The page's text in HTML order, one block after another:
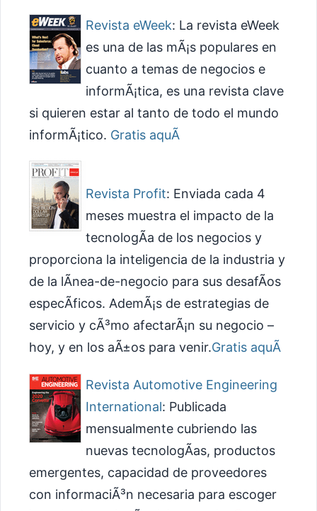
Revista eWeek: La revista eWeek
es una de las mÃ¡s populares en
cuanto a temas de negocios e
informÃ¡tica, es una revista clave
si quieren estar al tanto de todo el mundo
informÃ¡tico. Gratis aquÃ­
Revista Profit: Enviada cada 4
meses muestra el impacto de la
tecnologÃ­a de los negocios y
proporciona la inteligencia de la industria y
de la lÃ­nea-de-negocio para sus desafÃ­os
especÃ­ficos. AdemÃ¡s de estrategias de
servicio y cÃ³mo afectarÃ¡n su negocio –
hoy, y en los aÃ±os para venir.Gratis aquÃ­
Revista Automotive Engineering
International: Publicada
mensualmente cubriendo las
nuevas tecnologÃ­as, productos
emergentes, capacidad de proveedores
con informaciÃ³n necesaria para escoger